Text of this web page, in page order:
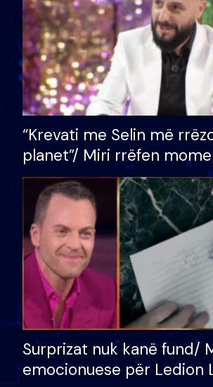
“Krevati me Selin më
planet”/ Miri rrëfen
bukura në shtëpinë e BB
mungojë zilja e mëngjesit
Surprizat nuk kanë fund/
emocionuese për Ledion